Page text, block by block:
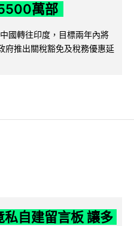
萬部
國轉往印度，目標兩年內將
府推出關稅豁免及稅務優惠延
自建留言板 讓多